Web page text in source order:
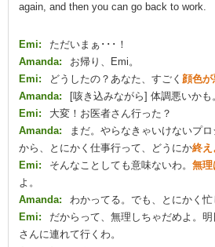
again, and then you can go back to work.
Emi:
ただいまぁ･･･！
Amanda:
お帰り、Emi。
Emi:
どうしたの？あなた、すごく 顔色が
Amanda:
[咳き込みながら] 体調悪いかも
Emi:
大変！お医者さん行った？
Amanda:
まだ。やらなきゃいけないプ
から、とにかく仕事行って、どうにか終え
Emi:
そんなことしても意味ないわ。 無理
よ。
Amanda:
わかってる。でも、とにかく忙
Emi:
だからって、無理しちゃだめよ。
さんに連れて行くわ。